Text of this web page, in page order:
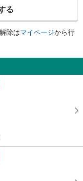
る
除はマイページから行